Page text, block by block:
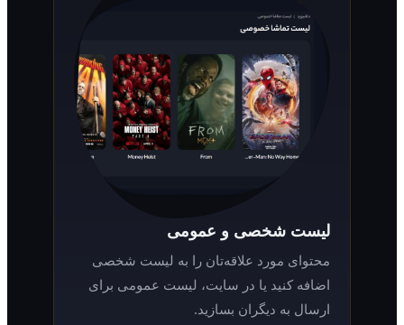
لیست شخصی و عمومی
محتوای مورد علاقه‌تان را به لیست شخصی
اضافه کنید یا در سایت، لیست عمومی برای
ارسال به دیگران بسازید.